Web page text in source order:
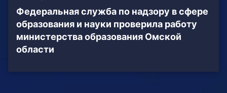
Федеральная служба по надзору в сфере
образования и науки проверила работу
министерства образования Омской
области